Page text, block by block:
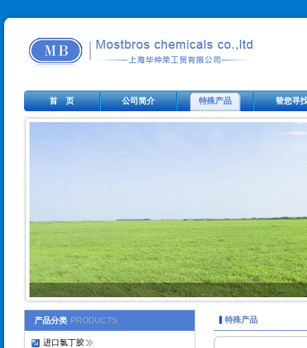
首 页 公司简介 特殊产品 替您寻
产品分类 PRODUCTS
进口氯丁胶
特殊产品